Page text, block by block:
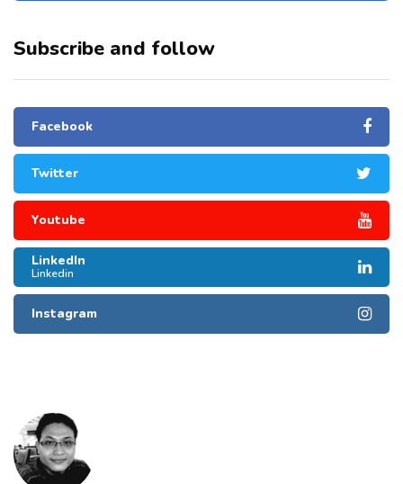
Subscribe and follow
Facebook
Twitter
Youtube
LinkedIn
Linkedin
Instagram